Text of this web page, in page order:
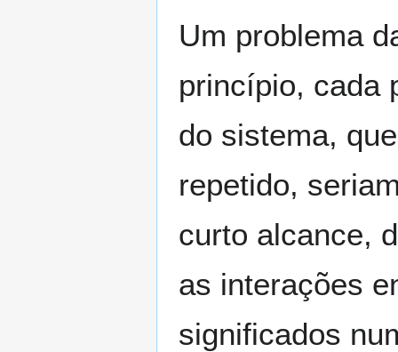
Um problema
princípio, cada
do sistema,
repetido,
curto alcance,
as interações
significados